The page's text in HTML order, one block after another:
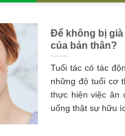
Để không bị
của bản thân?
Tuổi tác có tác
những độ tuổi cơ
thực hiện việc ăn
uống thật sự hữu